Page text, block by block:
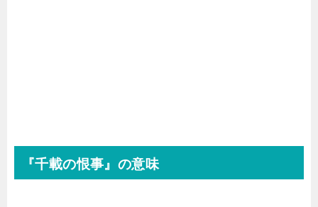
『千載の恨事』の意味